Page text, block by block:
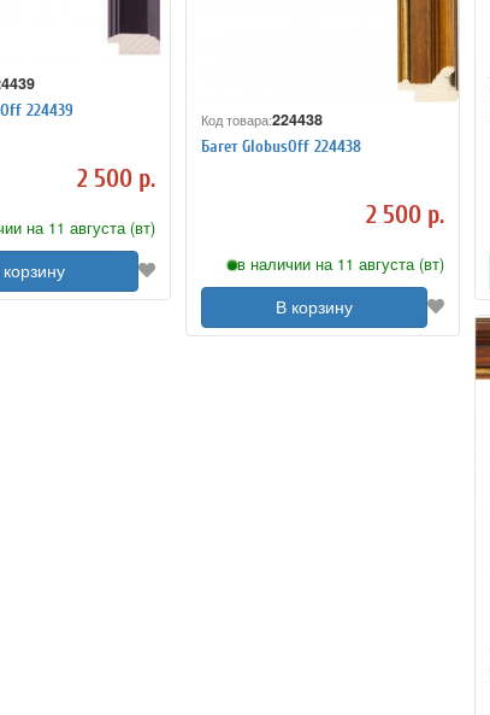
224439
2 500 р.
на 11 августа (вт)
Код товара:224438
Багет GlobusOff 224438
2 500 р.
в наличии на 11 августа (вт)
В корзину